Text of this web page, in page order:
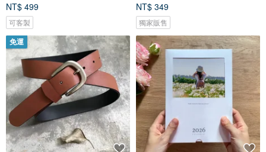
NT$ 499
可客製
NT$ 349
獨家販售
免運